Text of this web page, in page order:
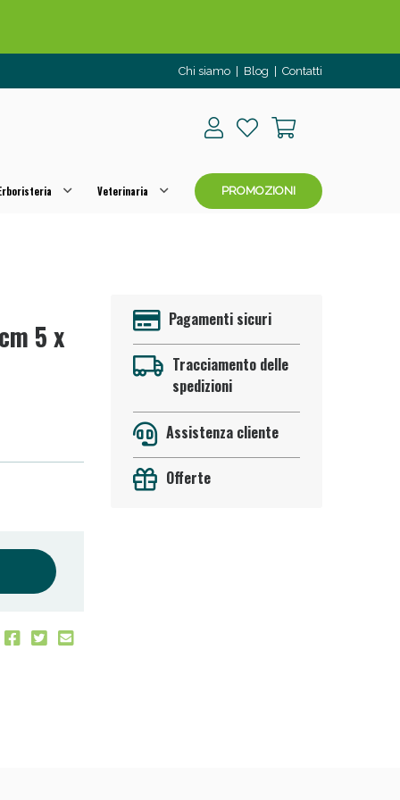
Chi siamo Blog Contatti
Veterinaria PROMOZIONI
5 x
Pagamenti sicuri
Tracciamento delle
spedizioni
Assistenza cliente
Offerte
OGGI!